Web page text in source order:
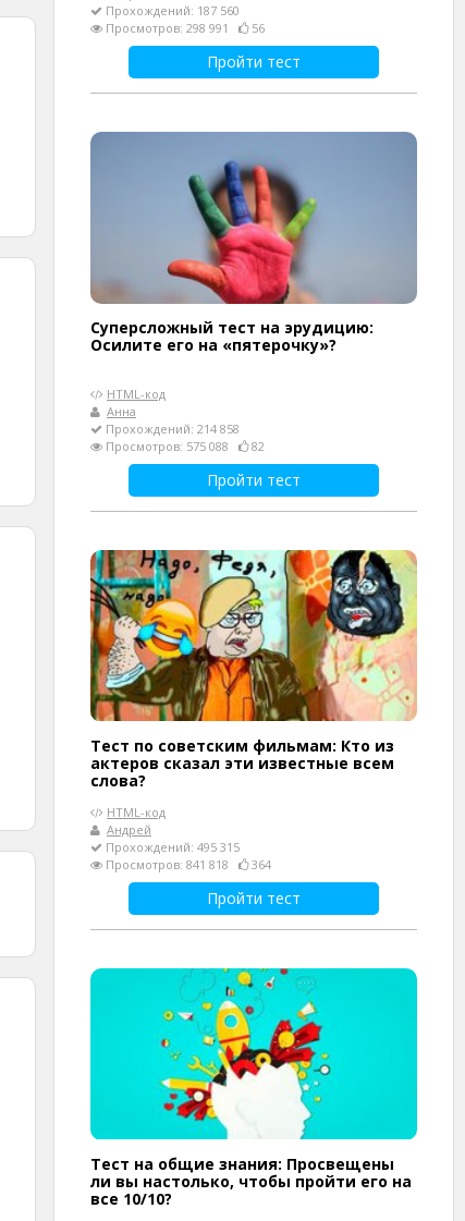
Прохождений: 187 560
Просмотров: 298 991
56
Пройти тест
Суперсложный тест на эрудицию:
Осилите его на «пятерочку»?
HTML-код
Анна
Прохождений: 214 858
Просмотров: 575 088
82
Пройти тест
Тест по советским фильмам: Кто из
актеров сказал эти известные всем
слова?
HTML-код
Андрей
Прохождений: 495 315
Просмотров: 841 818
364
Пройти тест
Тест на общие знания: Просвещены
ли вы настолько, чтобы пройти его на
все 10/10?